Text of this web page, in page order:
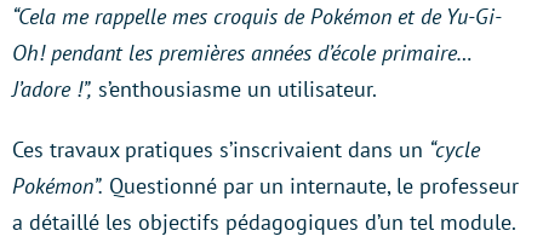
“Cela me rappelle mes croquis de Pokémon et de Yu-Gi-
Oh! pendant les premières années d’école primaire…
J’adore !”, s’enthousiasme un utilisateur.
Ces travaux pratiques s’inscrivaient dans un “cycle
Pokémon”. Questionné par un internaute, le professeur
a détaillé les objectifs pédagogiques d’un tel module.